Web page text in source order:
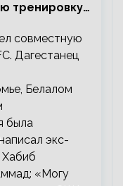
тренировку
совместную
Дагестанец
Белалом
была
экс-
Хабиб
«Могу